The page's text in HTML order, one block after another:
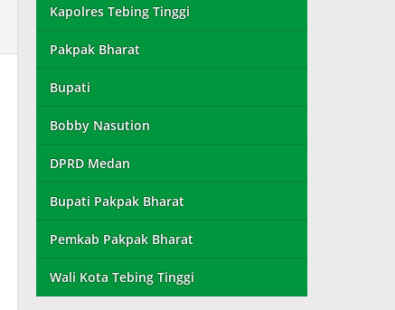
Kapolres Tebing Tinggi
Pakpak Bharat
Bupati
Bobby Nasution
DPRD Medan
Bupati Pakpak Bharat
Pemkab Pakpak Bharat
Wali Kota Tebing Tinggi